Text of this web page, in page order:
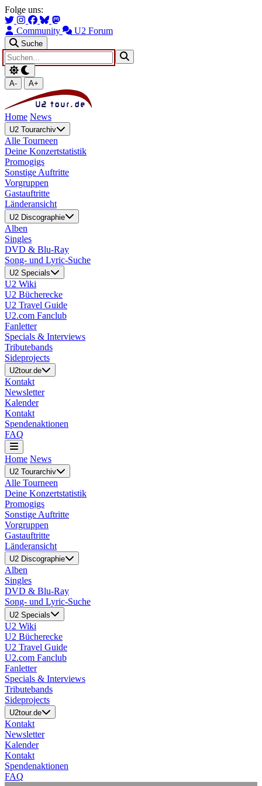
Zum Hauptinhalt springen
Zur Navigation springen
Folge uns:
Community U2 Forum
Suche
A- A+
Home News
U2 Tourarchiv
Alle Tourneen
Deine Konzertstatistik
Promogigs
Sonstige Auftritte
Vorgruppen
Gastauftritte
Länderansicht
U2 Discographie
Alben
Singles
DVD & Blu-Ray
Song- und Lyric-Suche
U2 Specials
U2 Wiki
U2 Bücherecke
U2 Travel Guide
U2.com Fanclub
Fanletter
Specials & Interviews
Tributebands
Sideprojects
U2tour.de
Kontakt
Newsletter
Kalender
Kontakt
Spendenaktionen
FAQ
Home News
U2 Tourarchiv
Alle Tourneen
Deine Konzertstatistik
Promogigs
Sonstige Auftritte
Vorgruppen
Gastauftritte
Länderansicht
U2 Discographie
Alben
Singles
DVD & Blu-Ray
Song- und Lyric-Suche
U2 Specials
U2 Wiki
U2 Bücherecke
U2 Travel Guide
U2.com Fanclub
Fanletter
Specials & Interviews
Tributebands
Sideprojects
U2tour.de
Kontakt
Newsletter
Kalender
Kontakt
Spendenaktionen
FAQ